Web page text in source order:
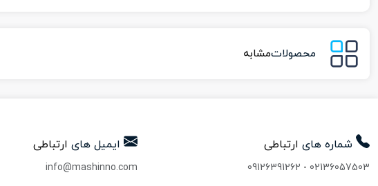
محصولاتمشابه
شماره های ارتباطی
02136057503
-
09126391262
ایمیل های ارتباطی
info@mashinno.com